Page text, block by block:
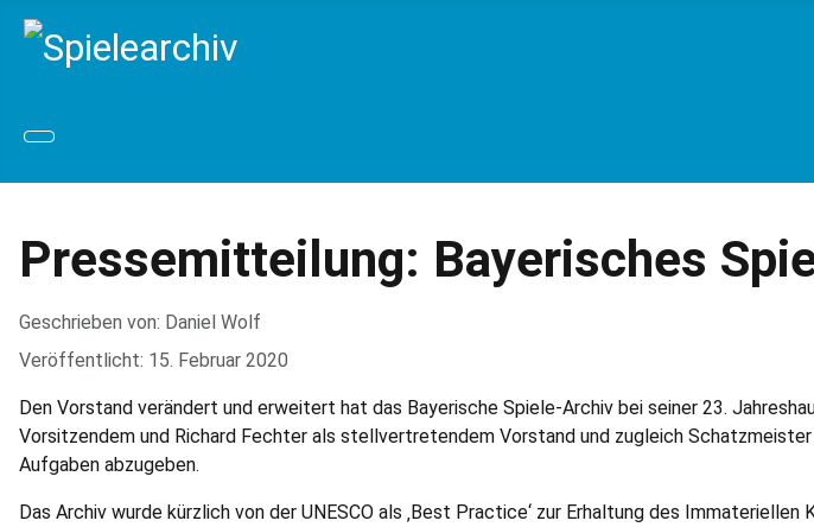
Pressemitteilung: Bayerisches
Geschrieben von: Daniel Wolf
Veröffentlicht: 15. Februar 2020
Den Vorstand verändert und erweitert hat das Bayerische Spiele-Archiv bei seiner 23.
Vorsitzendem und Richard Fechter als stellvertretendem Vorstand und zugleich
Aufgaben abzugeben.
Das Archiv wurde kürzlich von der UNESCO als ‚Best Practice‘ zur Erhaltung des